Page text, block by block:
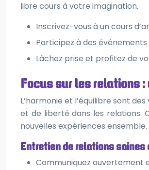
libre cours à votre imagination.
Inscrivez-vous à un cours
Participez à des
Lâchez prise et profitez de
Focus sur les relations
L’harmonie et l’équilibre sont
et de liberté dans les relations.
nouvelles expériences ensemble.
Entretien de relations saines
Communiquez ouvertement